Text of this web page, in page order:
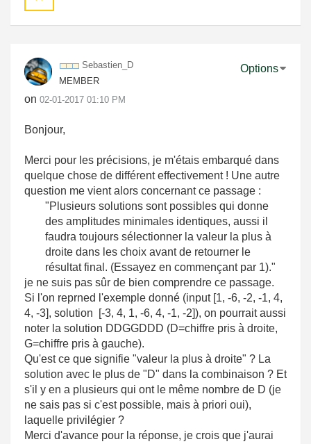
Sebastien_D
MEMBER
on ‎02-01-2017 01:10 PM
Options
Bonjour,
Merci pour les précisions, je m'étais embarqué dans
quelque chose de différent effectivement ! Une autre
question me vient alors concernant ce passage :
"Plusieurs solutions sont possibles qui donne
des amplitudes minimales identiques, aussi il
faudra toujours sélectionner la valeur la plus à
droite dans les choix avant de retourner le
résultat final. (Essayez en commençant par 1)."
je ne suis pas sûr de bien comprendre ce passage.
Si l'on reprned l'exemple donné (input [1, -6, -2, -1, 4,
4, -3], solution [-3, 4, 1, -6, 4, -1, -2]), on pourrait aussi
noter la solution DDGGDDD (D=chiffre pris à droite,
G=chiffre pris à gauche).
Qu'est ce que signifie "valeur la plus à droite" ? La
solution avec le plus de "D" dans la combinaison ? Et
s'il y en a plusieurs qui ont le même nombre de D (je
ne sais pas si c'est possible, mais à priori oui),
laquelle privilégier ?
Merci d'avance pour la réponse, je crois que j'aurai